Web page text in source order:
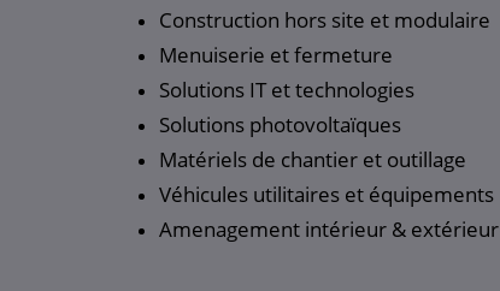
Construction hors site et modulaire
Menuiserie et fermeture
Solutions IT et technologies
Solutions photovoltaïques
Matériels de chantier et outillage
Véhicules utilitaires et équipements
Amenagement intérieur & extérieur